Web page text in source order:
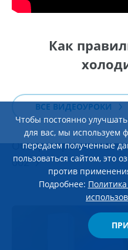
Как
ВСЕ ВИДЕОУРОКИ
Чтобы постоянно
для вас, мы используем
передаем полученные
пользоваться сайтом, это
против
Подробнее:
ЭКСПЛУАТАЦИЯ И УХОД
Обзор морозильного
002